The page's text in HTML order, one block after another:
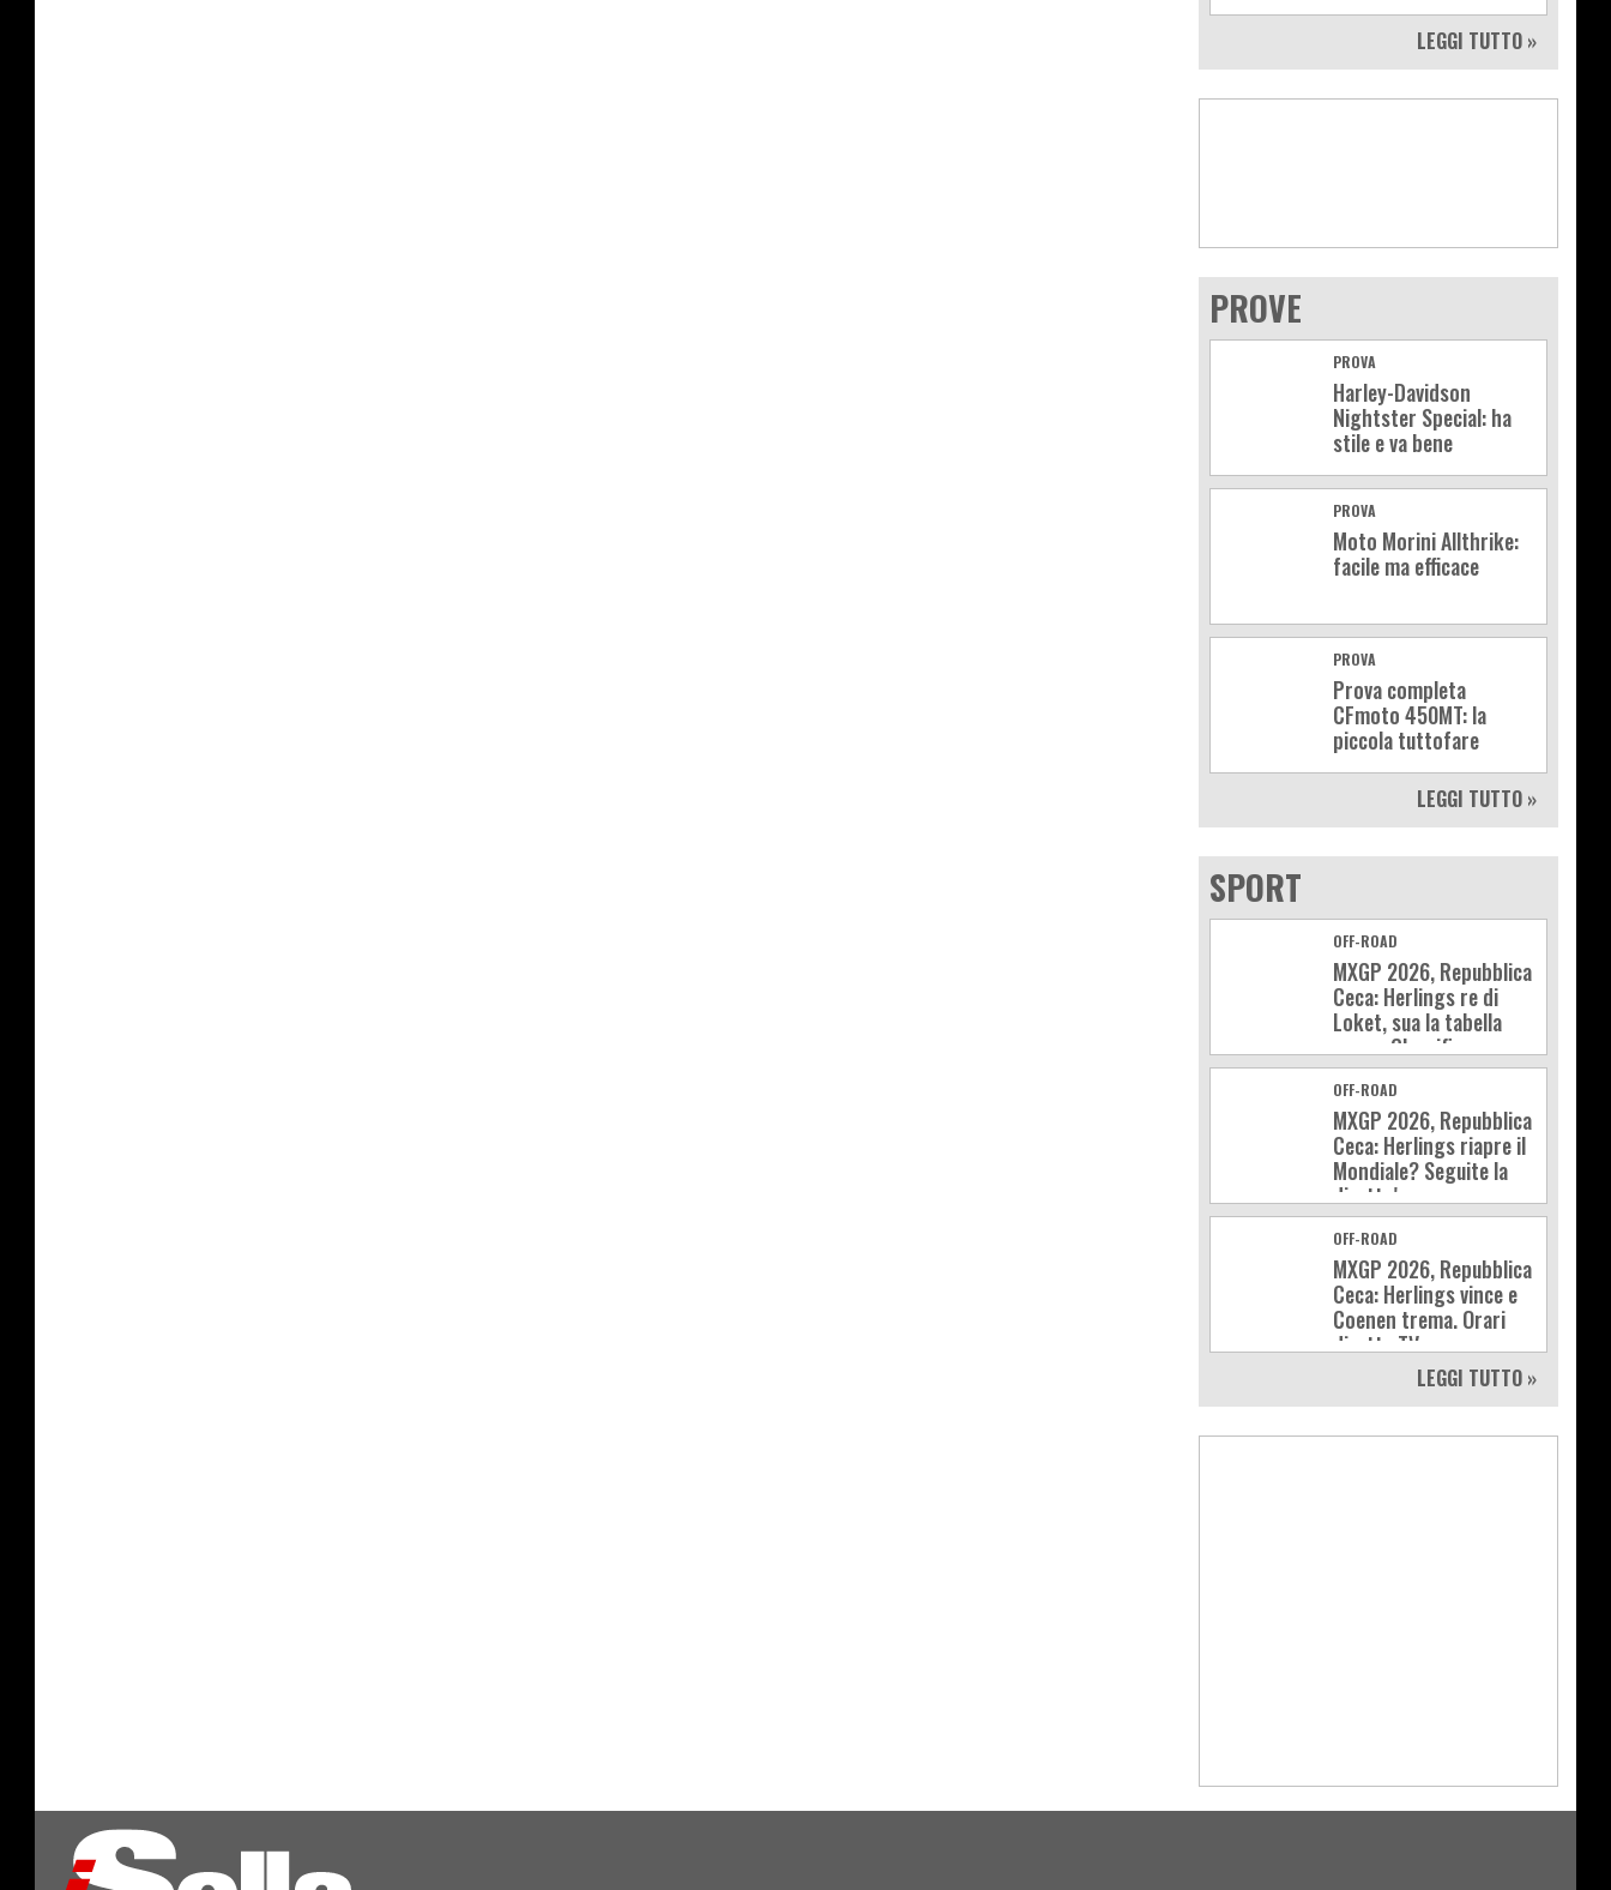
LEGGI TUTTO »
PROVE
PROVA
Harley-Davidson
Nightster Special: ha
stile e va bene
PROVA
Moto Morini Allthrike:
facile ma efficace
PROVA
Prova completa
CFmoto 450MT: la
piccola tuttofare
LEGGI TUTTO »
SPORT
OFF-ROAD
MXGP 2026, Repubblica
Ceca: Herlings re di
Loket, sua la tabella
rossa. Classifica e
calendario
OFF-ROAD
MXGP 2026, Repubblica
Ceca: Herlings riapre il
Mondiale? Seguite la
diretta!
OFF-ROAD
MXGP 2026, Repubblica
Ceca: Herlings vince e
Coenen trema. Orari
diretta TV
LEGGI TUTTO »